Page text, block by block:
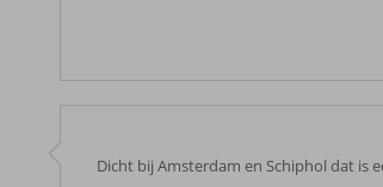
Dicht bij Amsterdam en Schiphol dat is